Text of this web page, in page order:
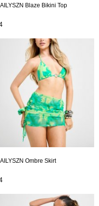
Blaze Bikini Top
Ombre Skirt